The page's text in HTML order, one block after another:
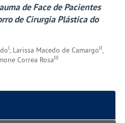
de Face de Pacientes
de Cirurgia Plástica do
I, Larissa Macedo de CamargoII,
Correa RosaIII